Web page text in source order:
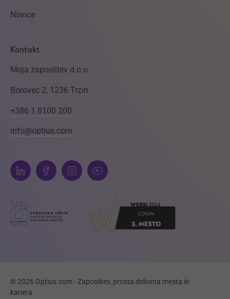
Novice
Kontakt
Moja zaposlitev d.o.o.
Borovec 2, 1236 Trzin
+386 1 8100 200
info@optius.com
© 2026 Optius.com - Zaposlitev, prosta delovna mesta in
kariera